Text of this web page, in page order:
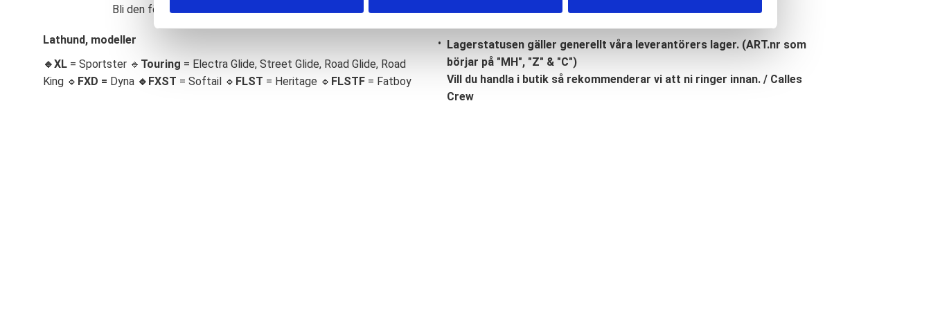
S
e
e
c
Bli den första att lämna ett omdöme.
Lathund, modeller
🔹XL = Sportster 🔹 Touring = Electra Glide, Street Glide, Road Glide, Road
King 🔹 FXD = Dyna 🔹 FXST = Softail 🔹 FLST = Heritage 🔹 FLSTF = Fatboy
Lagerstatusen gäller generellt våra leverantörers lager. (ART.nr som
börjar på "MH", "Z" & "C")
Vill du handla i butik så rekommenderar vi att ni ringer innan. / Calles
Crew